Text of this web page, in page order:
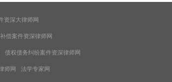
资深大律师网
偿案件资深律师网
债权债务纠纷案件资深律师网
师网 法学专家网